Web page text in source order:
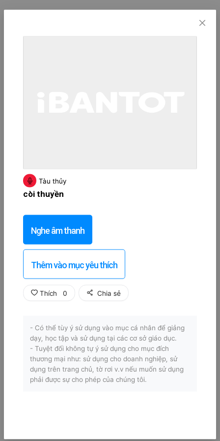
Tàu thủy
còi thuyền
Nghe âm thanh
Thêm vào mục yêu thích
Thích 0 Chia sẻ
- Có thể tùy ý sử dụng vào mục cá nhân để giảng
dạy, học tập và sử dụng tại các cơ sở giáo dục.
- Tuyệt đối không tự ý sử dụng cho mục đích
thương mại như: sử dụng cho doanh nghiệp, sử
dụng trên trang chủ, tờ rơi v.v nếu muốn sử dụng
phải được sự cho phép của chúng tôi.